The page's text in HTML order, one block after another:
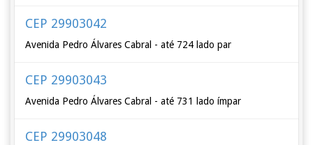
CEP 29903042
Avenida Pedro Álvares Cabral - até 724 lado par
CEP 29903043
Avenida Pedro Álvares Cabral - até 731 lado ímpar
CEP 29903048